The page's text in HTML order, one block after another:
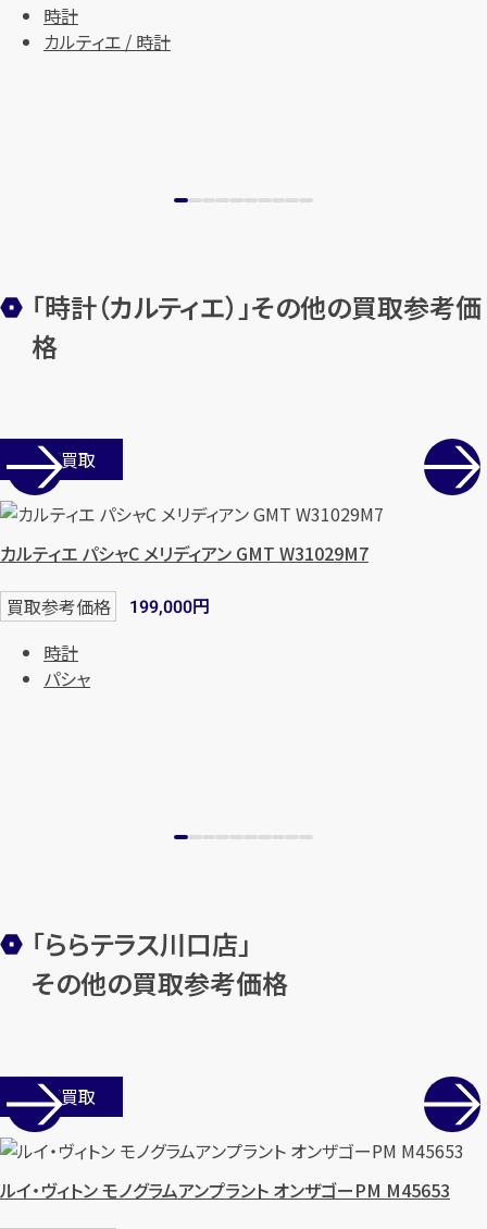
時計
カルティエ / 時計
「時計（カルティエ）」その他の買取参考価
格
店舗買取
カルティエ パシャC メリディアン GMT W31029M7
買取参考価格 199,000円
時計
パシャ
「ららテラス川口店」
その他の買取参考価格
店舗買取
ルイ・ヴィトン モノグラムアンプラント オンザゴーPM M45653